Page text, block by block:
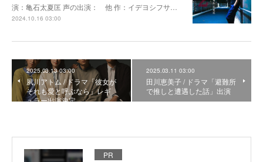
演：亀石太夏匡 声の出演： 他 作：イデヨシフサ…
2024.10.16 03:00
2025.03.13 03:00
夙川アトム / ドラマ「彼女が
それも愛と呼ぶなら」レギ
ュラー出演決定
2025.03.11 03:00
田川恵美子 / ドラマ「避難所
で推しと遭遇した話」出演
PR